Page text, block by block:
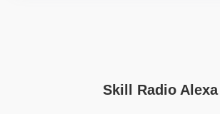
Skill Radio Alexa